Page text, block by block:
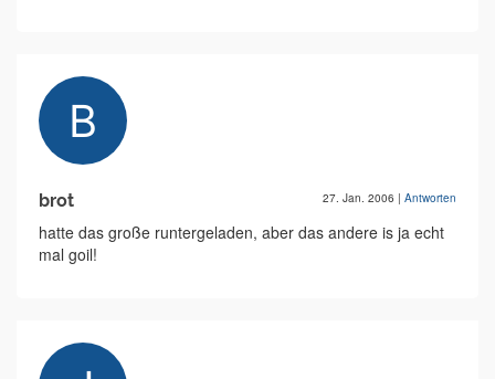
brot 27. Jan. 2006 | Antworten
hatte das große runtergeladen, aber das andere is ja echt
mal goil!